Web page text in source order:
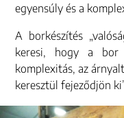
egyensúly és a
A borkészítés
keresi, hogy a bor
komplexitás, az
keresztül fejeződjön